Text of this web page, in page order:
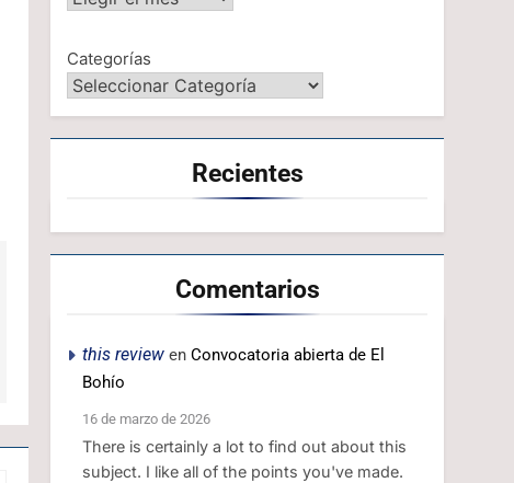
Categorías
Recientes
Comentarios
this review enConvocatoria abierta de El
Bohío
16 de marzo de 2026
There is certainly a lot to find out about this
subject. I like all of the points you've made.